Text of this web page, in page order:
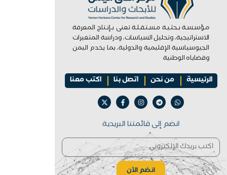
مـؤسـسـة بـحثـيـة مـسـتـقـلـة تعنى بـإنـتاج المعرفة
الاستراتيجية، وتحليل السياسات، ودراسة المتغيرات
الجيوسياسية الإقليمية والدولية، بما يخدم اليمن
وقضاياه الوطنية
الرئيسية من نحن اتصل بنا اكتب معنا
انضم إلى قائمتنا البريدية
انضم الآن